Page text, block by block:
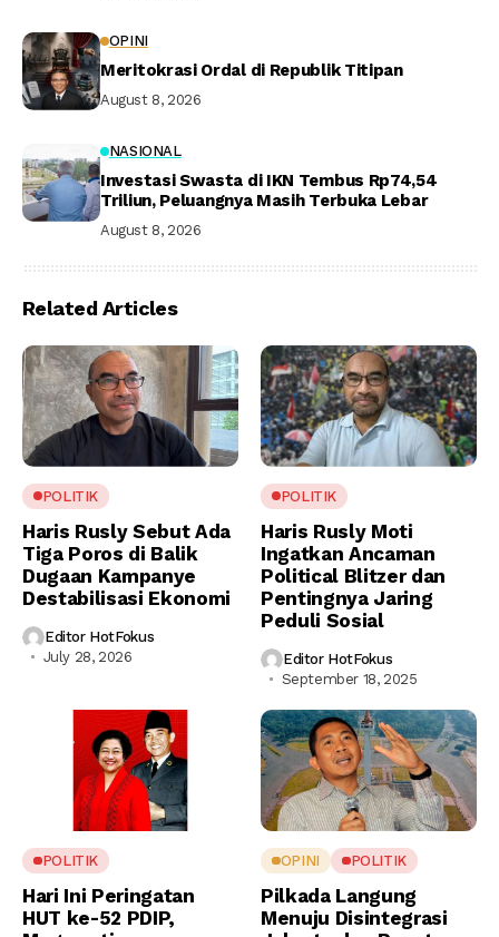
OPINI
Meritokrasi Ordal di Republik Titipan
August 8, 2026
NASIONAL
Investasi Swasta di IKN Tembus Rp74,54
Triliun, Peluangnya Masih Terbuka Lebar
August 8, 2026
Related Articles
POLITIK
Haris Rusly Sebut Ada
Tiga Poros di Balik
Dugaan Kampanye
Destabilisasi Ekonomi
Editor HotFokus
July 28, 2026
POLITIK
Haris Rusly Moti
Ingatkan Ancaman
Political Blitzer dan
Pentingnya Jaring
Peduli Sosial
Editor HotFokus
September 18, 2025
POLITIK
Hari Ini Peringatan
HUT ke-52 PDIP,
OPINI POLITIK
Pilkada Langung
Menuju Disintegrasi